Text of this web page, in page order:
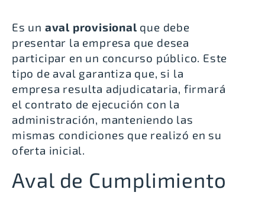
Es un aval provisional que debe
presentar la empresa que desea
participar en un concurso público. Este
tipo de aval garantiza que, si la
empresa resulta adjudicataria, firmará
el contrato de ejecución con la
administración, manteniendo las
mismas condiciones que realizó en su
oferta inicial.
Aval de Cumplimiento